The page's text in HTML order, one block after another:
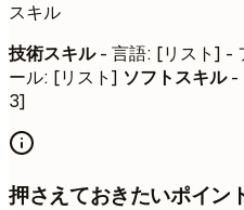
スキル
技術スキル- 言語: [リスト] -
ール: [リスト] ソフトスキル-
3]
押さえておきたいポイン